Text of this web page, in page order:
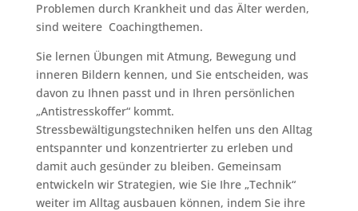
Problemen durch Krankheit und das Älter werden,
sind weitere Coachingthemen.
Sie lernen Übungen mit Atmung, Bewegung und
inneren Bildern kennen, und Sie entscheiden, was
davon zu Ihnen passt und in Ihren persönlichen
„Antistresskoffer“ kommt.
Stressbewältigungstechniken helfen uns den Alltag
entspannter und konzentrierter zu erleben und
damit auch gesünder zu bleiben. Gemeinsam
entwickeln wir Strategien, wie Sie Ihre „Technik“
weiter im Alltag ausbauen können, indem Sie ihre